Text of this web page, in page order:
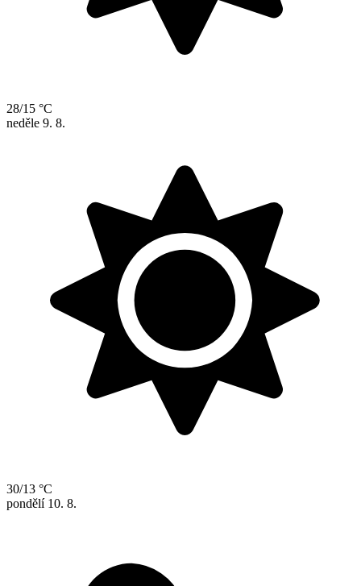
28/15 °C
neděle 9. 8.
30/13 °C
pondělí 10. 8.